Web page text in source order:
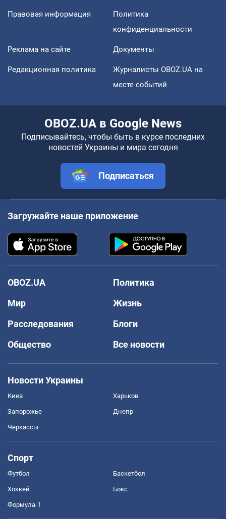
Правовая информация
Политика
конфиденциальности
Реклама на сайте Документы
Редакционная политика
Журналисты OBOZ.UA на
месте событий
OBOZ.UA в Google News
Подписывайтесь, чтобы быть в курсе последних
новостей Украины и мира сегодня
Подписаться
Загружайте наше приложение
OBOZ.UA
Политика
Мир
Жизнь
Расследования
Блоги
Общество
Все новости
Новости Украины
Киев Харьков
Запорожье Днепр
Черкассы
Спорт
Футбол Баскетбол
Хоккей Бокс
Формула-1